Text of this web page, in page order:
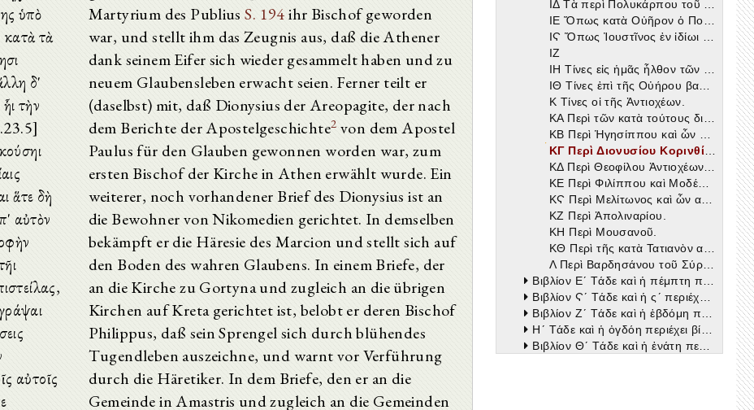
ὑπὸ
κατὰ τὰ
δ'
τὴν
ἅτε δὴ
αὐτὸν
αὐτοῖς
Martyrium des PubliusS. 194ihr Bischof geworden
war, und stellt ihm das Zeugnis aus, daß die Athener
dank seinem Eifer sich wieder gesammelt haben und zu
neuem Glaubensleben erwacht seien. Ferner teilt er
(daselbst) mit, daß Dionysius der Areopagite, der nach
dem Berichte der Apostelgeschichte2 von dem Apostel
Paulus für den Glauben gewonnen worden war, zum
ersten Bischof der Kirche in Athen erwählt wurde. Ein
weiterer, noch vorhandener Brief des Dionysius ist an
die Bewohner von Nikomedien gerichtet. In demselben
bekämpft er die Häresie des Marcion und stellt sich auf
den Boden des wahren Glaubens. In einem Briefe, der
an die Kirche zu Gortyna und zugleich an die übrigen
Kirchen auf Kreta gerichtet ist, belobt er deren Bischof
Philippus, daß sein Sprengel sich durch blühendes
Tugendleben auszeichne, und warnt vor Verführung
durch die Häretiker. In dem Briefe, den er an die
Gemeinde in Amastris und zugleich an die Gemeinden
ΙΖ
Κ Τίνες οἱ τῆς Ἀντιοχέων.
ΚΖ Περὶ Ἀπολιναρίου.
ΚΗ Περὶ Μουσανοῦ.
Βιβλίον Εʹ Τάδε καὶ ἡ πέμπτη περιέχει βίβλος τῆς Ἐκκλησιαστικῆς ἱστορίας
Βιβλίον Ϛʹ Τάδε καὶ ἡ ςʹ περιέχει βίβλος τῆς Ἐκκλησιαστικῆς ἱστορίας
Βιβλίον Ζʹ Τάδε καὶ ἡ ἑβδόμη περιέχει βίβλος τῆς Ἐκκλησιαστικῆς ἱστορίας
Ηʹ Τάδε καὶ ἡ ὀγδόη περιέχει βίβλος τῆς Ἐκκλησιαστικῆς ἱστορίας
Βιβλίον Θʹ Τάδε καὶ ἡ ἐνάτη περιέχει βίβλος τῆς Ἐκκλησιαστικῆς ἱστορίας